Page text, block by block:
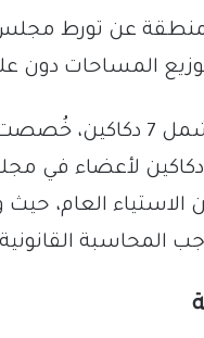
عن تورط مجلس
المساحات دون
المستشفى، بينما مُنحت 3 دكاكين
العام،
المحاسبة القانونية